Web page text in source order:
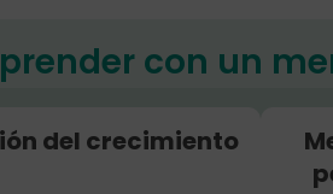
con un
del crecimiento